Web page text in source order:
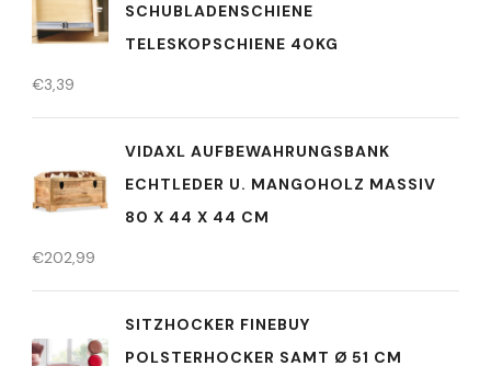
SCHUBLADENSCHIENE
TELESKOPSCHIENE 40KG
€3,39
VIDAXL AUFBEWAHRUNGSBANK
ECHTLEDER U. MANGOHOLZ MASSIV
80 X 44 X 44 CM
€202,99
SITZHOCKER FINEBUY
POLSTERHOCKER SAMT Ø 51 CM